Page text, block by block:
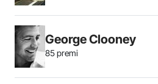
George Clooney
85 premi